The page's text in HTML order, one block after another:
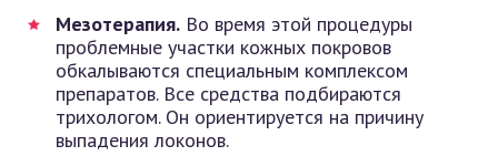
Мезотерапия. Во время этой процедуры
проблемные участки кожных покровов
обкалываются специальным комплексом
препаратов. Все средства подбираются
трихологом. Он ориентируется на причину
выпадения локонов.